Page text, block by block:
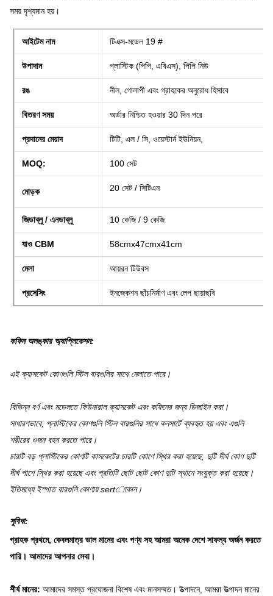
সময় দৃশ্যমান হয়।
আইটেম নাম টিএক্স-মডেল 19 #
উপাদান প্লাস্টিক (পিপি, এবিএস), পিপি নিউ
রঙ নীল, গোলাপী এবং গ্রাহকের অনুরোধ হিসাবে
বিতরণ সময় অর্ডার নিশ্চিত হওয়ার 30 দিন পরে
প্রদানের মেয়াদ টিটি, এল / সি, ওয়েস্টার্ন ইউনিয়ন,
MOQ: 100 সেট
মোড়ক 20 সেট / সিটিএন
জিডাব্লু / এনডাব্লু 10 কেজি / 9 কেজি
যাও CBM 58cmx47cmx41cm
মেলা আয়রন টিউবস
প্রসেসিং ইনজেকশন ছাঁচনির্মাণ এবং লেপ ছায়াছবি
কফিন অলঙ্কার অ্যাপ্লিকেশন:
এই ক্যাসকেট কোণগুলি স্টিল বারগুলির সাথে মেলাতে পারে।
বিভিন্ন বর্ণ এবং মডেলতে ফিউনারাল ক্যাসকেট এবং কফিনের জন্য ডিজাইন করা।
সাধারণভাবে, প্লাস্টিকের কোণগুলি স্টিল বারগুলির সাথে কনসার্টে ব্যবহৃত হয় এবং এগুলি
শরীরের ওজন বহন করতে পারে।
চারটি বড় প্লাস্টিকের কোণটি কাসকেটের চারটি কোণে স্থির করা হয়েছে, দুটি দীর্ঘ কোণ দুটি
দীর্ঘ পাশে স্থির করা হয়েছে এবং প্রতিটি ছোট ছোট কোণ দুটি স্থানে সংযুক্ত করা হয়েছে।
ইতিমধ্যে ইস্পাত বারগুলি কোণায় sertোকান।
সুবিধা:
গ্রাহক প্রথমে, কেবলমাত্র ভাল মানের এবং পণ্য সহ আমরা অনেক দেশে সাফল্য অর্জন করতে
পারি। আমাদের আপনার সেবা।
শীর্ষ মানের: আমাদের সমস্ত প্রযোজনা বিশেষ এবং মানসম্মত। উত্পাদনে, আমরা উত্পাদন মানের